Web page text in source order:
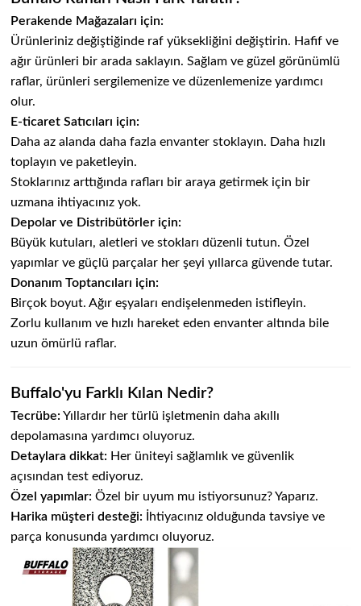
Perakende Mağazaları için:
Ürünleriniz değiştiğinde raf yüksekliğini değiştirin. Hafif ve
ağır ürünleri bir arada saklayın. Sağlam ve güzel görünümlü
raflar, ürünleri sergilemenize ve düzenlemenize yardımcı
olur.
E-ticaret Satıcıları için:
Daha az alanda daha fazla envanter stoklayın. Daha hızlı
toplayın ve paketleyin.
Stoklarınız arttığında rafları bir araya getirmek için bir
uzmana ihtiyacınız yok.
Depolar ve Distribütörler için:
Büyük kutuları, aletleri ve stokları düzenli tutun. Özel
yapımlar ve güçlü parçalar her şeyi yıllarca güvende tutar.
Donanım Toptancıları için:
Birçok boyut. Ağır eşyaları endişelenmeden istifleyin.
Zorlu kullanım ve hızlı hareket eden envanter altında bile
uzun ömürlü raflar.
Buffalo'yu Farklı Kılan Nedir?
Tecrübe: Yıllardır her türlü işletmenin daha akıllı
depolamasına yardımcı oluyoruz.
Detaylara dikkat: Her üniteyi sağlamlık ve güvenlik
açısından test ediyoruz.
Özel yapımlar: Özel bir uyum mu istiyorsunuz? Yaparız.
Harika müşteri desteği: İhtiyacınız olduğunda tavsiye ve
parça konusunda yardımcı oluyoruz.